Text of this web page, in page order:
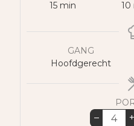
15minuten
min
10
GANG
Hoofdgerecht
– +